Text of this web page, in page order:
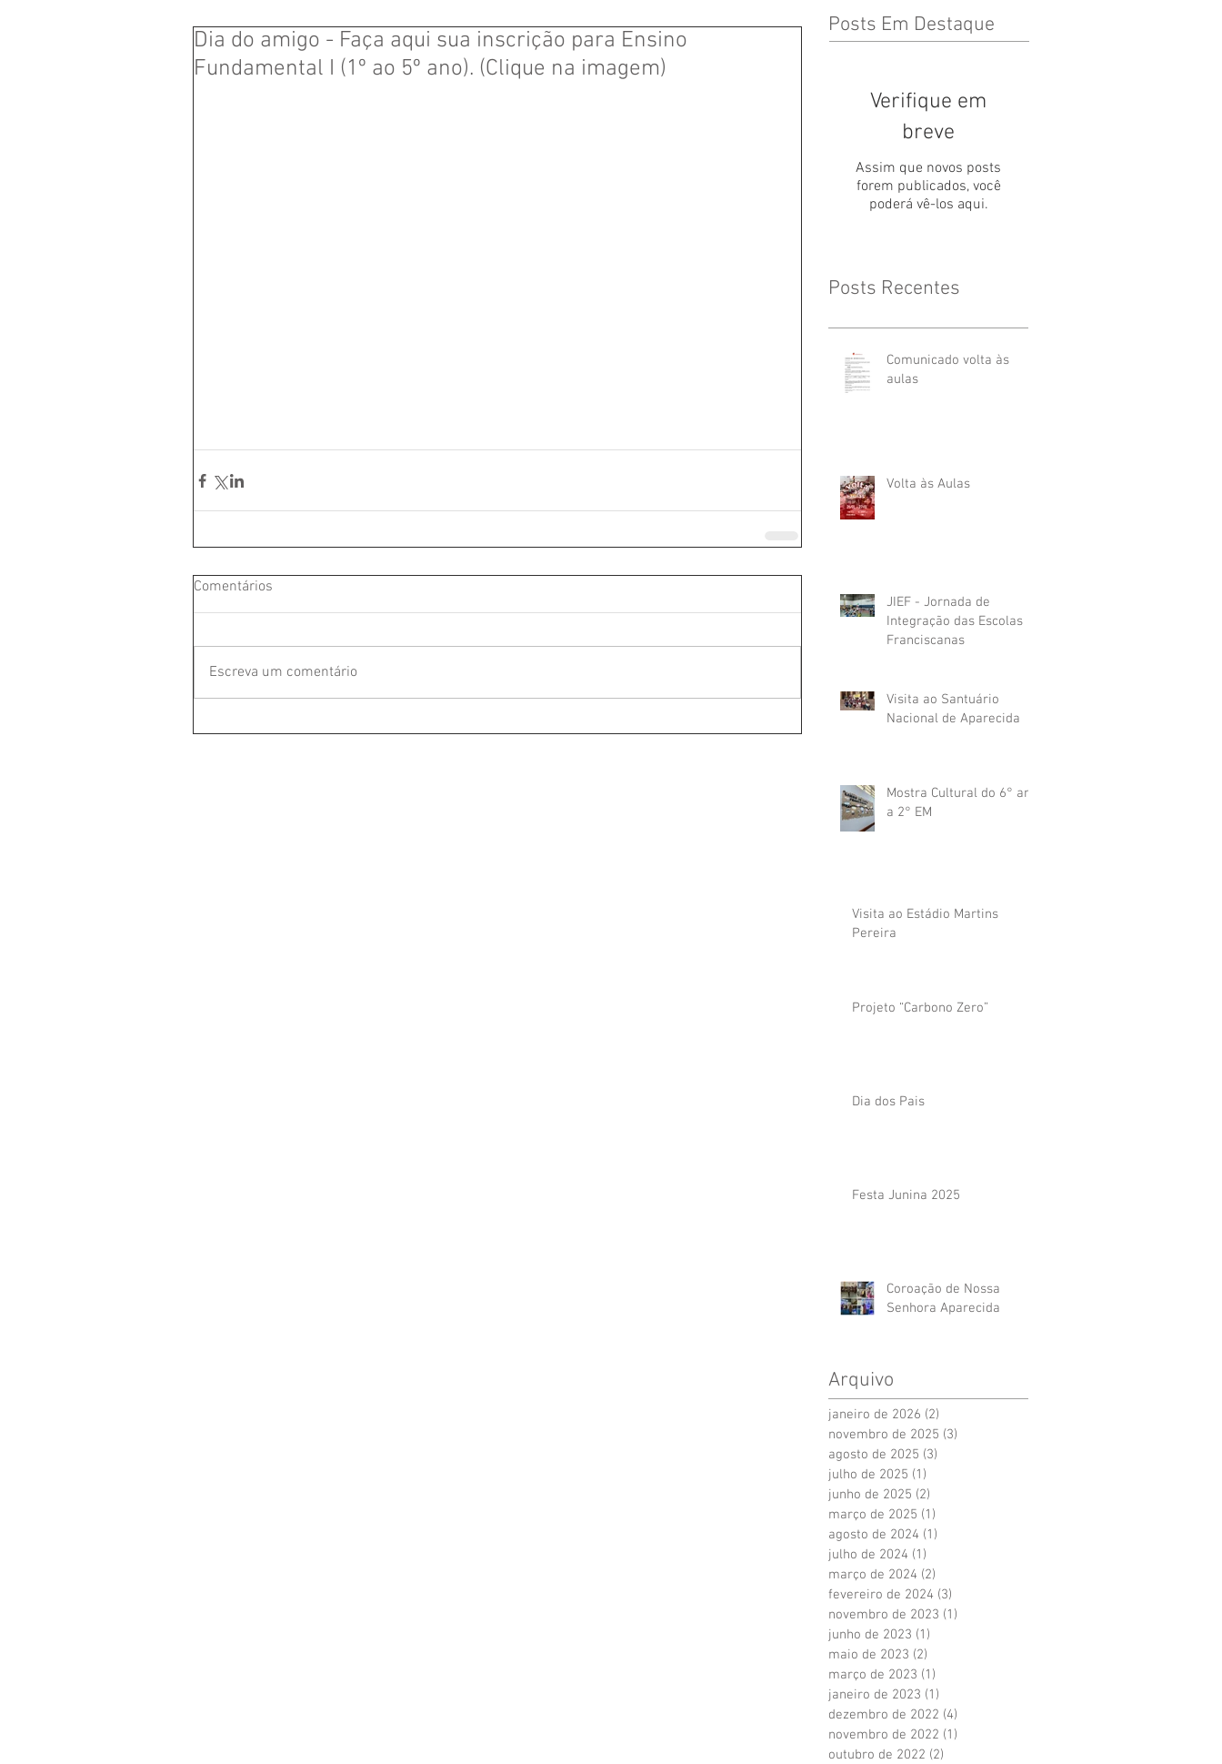
Dia do amigo - Faça aqui sua inscrição para Ensino
Fundamental I (1º ao 5º ano). (Clique na imagem)
Comentários
Escreva um comentário
Posts Em Destaque
Verifique em
breve
Assim que novos posts
forem publicados, você
poderá vê-los aqui.
Posts Recentes
Comunicado volta às
aulas
Volta às Aulas
JIEF - Jornada de
Integração das Escolas
Franciscanas
Visita ao Santuário
Nacional de Aparecida
Mostra Cultural do 6° ano
a 2° EM
Visita ao Estádio Martins
Pereira
Projeto “Carbono Zero”
Dia dos Pais
Festa Junina 2025
Coroação de Nossa
Senhora Aparecida
Arquivo
janeiro de 2026 (2)
novembro de 2025 (3)
agosto de 2025 (3)
julho de 2025 (1)
junho de 2025 (2)
março de 2025 (1)
agosto de 2024 (1)
julho de 2024 (1)
março de 2024 (2)
fevereiro de 2024 (3)
novembro de 2023 (1)
junho de 2023 (1)
maio de 2023 (2)
março de 2023 (1)
janeiro de 2023 (1)
dezembro de 2022 (4)
novembro de 2022 (1)
outubro de 2022 (2)